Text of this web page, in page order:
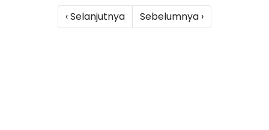
‹ Selanjutnya Sebelumnya ›